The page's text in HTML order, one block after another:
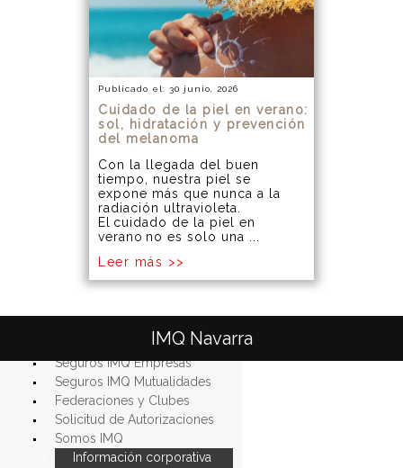
Publicado el: 30 junio, 2026
Cuidado de la piel en verano:
sol, hidratación y prevención
del melanoma
Con la llegada del buen
tiempo, nuestra piel se
expone más que nunca a la
radiación ultravioleta.
El cuidado de la piel en
verano no es solo una ...
Leer más >>
IMQ Navarra
Seguros IMQ Autónomos
Seguros IMQ Empresas
Seguros IMQ Mutualidades
Federaciones y Clubes
Solicitud de Autorizaciones
Somos
IMQ
Información corporativa